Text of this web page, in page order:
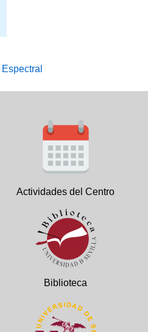
Actividades del Centro
Biblioteca